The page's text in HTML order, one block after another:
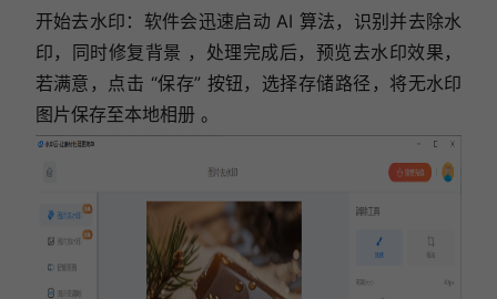
开始去水印：软件会迅速启动 AI 算法，识别并去除水
印，同时修复背景 ，处理完成后，预览去水印效果，
若满意，点击 “保存” 按钮，选择存储路径，将无水印
图片保存至本地相册 。